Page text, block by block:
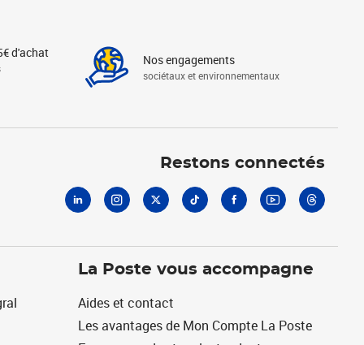
d'achat Nos engagements
sociétaux et environnementaux
Restons connectés
La Poste vous accompagne
Aides et contact
Les avantages de Mon Compte La Poste